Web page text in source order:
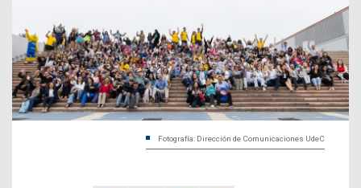
Fotografía: Dirección de Comunicaciones UdeC